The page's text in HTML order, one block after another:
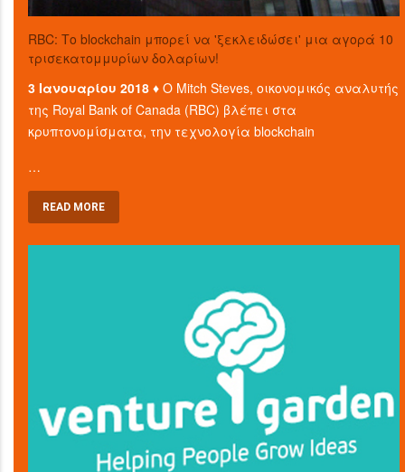
RBC: Το blockchain μπορεί να 'ξεκλειδώσει' μια αγορά 10
τρισεκατομμυρίων δολαρίων!
3 Ιανουαρίου 2018 ♦Ο Mitch Steves, οικονομικός αναλυτής
της Royal Bank of Canada (RBC) βλέπει στα
κρυπτονομίσματα, την τεχνολογία blockchain
…
READ MORE